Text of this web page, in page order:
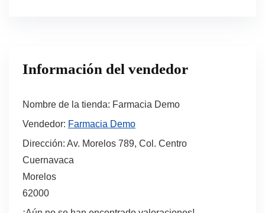
Información del vendedor
Nombre de la tienda: Farmacia Demo
Vendedor: Farmacia Demo
Dirección: Av. Morelos 789, Col. Centro
Cuernavaca
Morelos
62000